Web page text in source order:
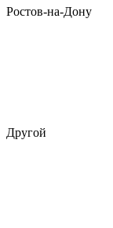
Ростов-на-Дону
Другой